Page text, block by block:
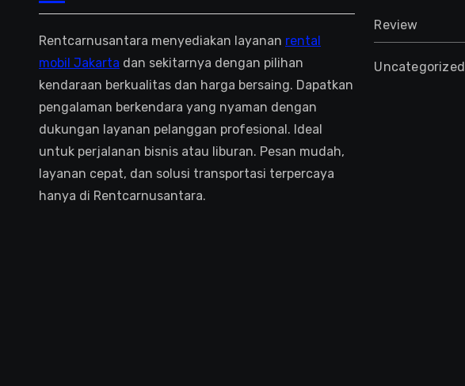
Rentcarnusantara menyediakan layanan rental
mobil Jakarta dan sekitarnya dengan pilihan
kendaraan berkualitas dan harga bersaing. Dapatkan
pengalaman berkendara yang nyaman dengan
dukungan layanan pelanggan profesional. Ideal
untuk perjalanan bisnis atau liburan. Pesan mudah,
layanan cepat, dan solusi transportasi terpercaya
hanya di Rentcarnusantara.
Review
Uncategorized